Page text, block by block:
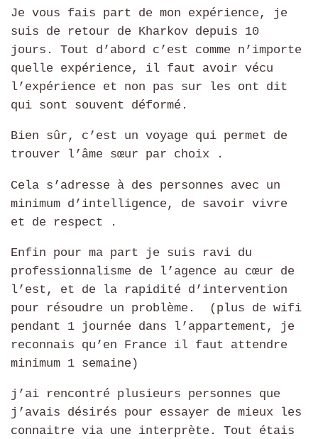
Je vous fais part de mon expérience, je
suis de retour de Kharkov depuis 10
jours. Tout d’abord c’est comme n’importe
quelle expérience, il faut avoir vécu
l’expérience et non pas sur les ont dit
qui sont souvent déformé.
Bien sûr, c’est un voyage qui permet de
trouver l’âme sœur par choix .
Cela s’adresse à des personnes avec un
minimum d’intelligence, de savoir vivre
et de respect .
Enfin pour ma part je suis ravi du
professionnalisme de l’agence au cœur de
l’est, et de la rapidité d’intervention
pour résoudre un problème.
(plus de wifi
pendant 1 journée dans l’appartement, je
reconnais qu’en France il faut attendre
minimum 1 semaine)
j’ai rencontré plusieurs personnes que
j’avais désirés pour essayer de mieux les
connaitre via une interprète. Tout étais